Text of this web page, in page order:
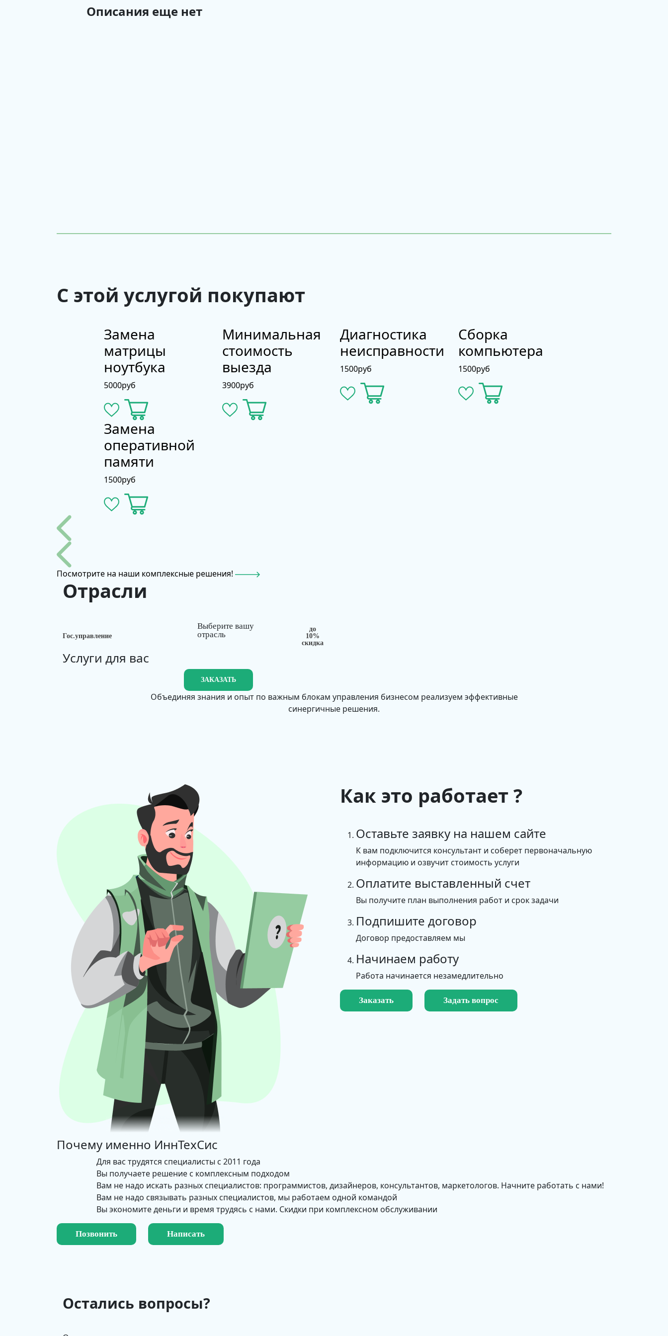
Описания еще нет
С этой услугой покупают
Замена
матрицы
ноутбука
5000руб
Минимальная
стоимость
выезда
3900руб
Диагностика
неисправности
1500руб
Сборка
компьютера
1500руб
Замена
оперативной
памяти
1500руб
Посмотрите на наши комплексные решения!
Отрасли
Гос.управление
Выберите вашу
отрасль
до
10%
скидка
Услуги для вас
ЗАКАЗАТЬ
Объединяя знания и опыт по важным блокам управления бизнесом реализуем эффективные
синергичные решения.
Как это работает ?
Оставьте заявку на нашем сайте
К вам подключится консультант и соберет первоначальную
информацию и озвучит стоимость услуги
Оплатите выставленный счет
Вы получите план выполнения работ и срок задачи
Подпишите договор
Договор предоставляем мы
Начинаем работу
Работа начинается незамедлительно
Заказать Задать вопрос
Почему именно ИннТехСис
Для вас трудятся специалисты с 2011 года
Вы получаете решение с комплексным подходом
Вам не надо искать разных специалистов: программистов, дизайнеров, консультантов, маркетологов. Начните работать с нами!
Вам не надо связывать разных специалистов, мы работаем одной командой
Вы экономите деньги и время трудясь с нами. Скидки при комплексном обслуживании
Позвонить Написать
Остались вопросы?